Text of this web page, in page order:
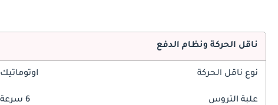
ناقل الحركة ونظام الدفع
نوع ناقل الحركة اوتوماتيك
علبة التروس 6 سرعة